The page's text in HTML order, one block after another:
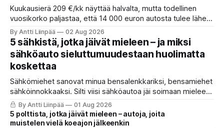
Kuukausierä 209 €/kk näyttää halvalta, mutta todellinen
vuosikorko paljastaa, että 14 000 euron autosta tulee lähes
18 300 euron auto. Näin luet autorahoituksen oikean hinnan
ja säästät tuhansia. Yksi korkokatto-fakta, jonka moni
ymmärtää väärin.
By Antti Liinpää 02 Aug 2026
5 sähkistä, jotka jäivät mieleen – ja miksi
sähköauto sieluttumuudestaan huolimatta
koskettaa
Sähkömiehet sanovat minua bensalenkkariksi, bensamiehet
sähköinnokkaaksi. Silti viisi sähköautoa jäi soimaan mieleen.
Yksi vei huoletta Turkuun. Toinen antoi tunnelman, jonka
hinta oli 32 000 euroa. Ja yksi antoi sen harvinaisimman:
ajamisen ilon.
By Antti Liinpää 01 Aug 2026
5 polttista, jotka jäivät mieleen – autoja, joita
muistelen vielä koeajon jälkeenkin